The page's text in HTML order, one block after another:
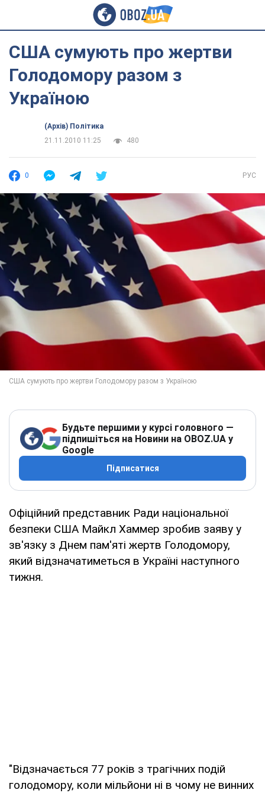
США сумують про жертви
Голодомору разом з
Україною
(Архів) Політика
21.11.2010 11:25
480
0 РУС
Будьте першими у курсі головного —
підпишіться на Новини на OBOZ.UA у
Google
Підписатися
Офіційний представник Ради національної
безпеки США Майкл Хаммер зробив заяву у
зв'язку з Днем пам'яті жертв Голодомору,
який відзначатиметься в Україні наступного
тижня.
"Відзначається 77 років з трагічних подій
голодомору, коли мільйони ні в чому не винних